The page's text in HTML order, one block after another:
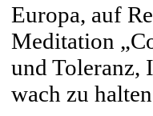
Europa, auf
Meditation
und Toleranz,
wach zu